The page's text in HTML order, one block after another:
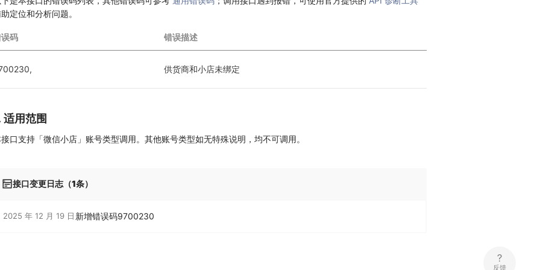
定位和分析问题。
码 错误描述
供货商和小店未绑定
适用范围
口支持「微信小店」账号类型调用。其他账号类型如无特殊说明，均不可调用。
接口变更日志（1条）
2025 年 12 月 19 日 新增错误码9700230
反馈